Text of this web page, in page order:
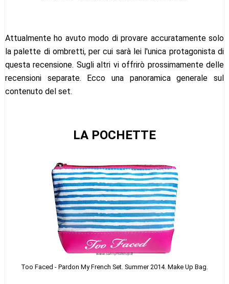
Attualmente ho avuto modo di provare accuratamente solo
la palette di ombretti, per cui sarà lei l'unica protagonista di
questa recensione. Sugli altri vi offrirò prossimamente delle
recensioni separate. Ecco una panoramica generale sul
contenuto del set.
LA POCHETTE
Too Faced - Pardon My French Set. Summer 2014. Make Up Bag.